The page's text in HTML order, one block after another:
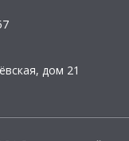
дом 21